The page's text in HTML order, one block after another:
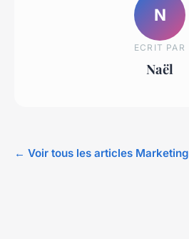
N
ECRIT PAR
Naël
← Voir tous les articles Marketing